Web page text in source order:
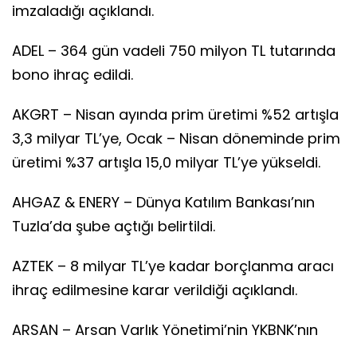
imzaladığı açıklandı.
ADEL – 364 gün vadeli 750 milyon TL tutarında
bono ihraç edildi.
AKGRT – Nisan ayında prim üretimi %52 artışla
3,3 milyar TL’ye, Ocak – Nisan döneminde prim
üretimi %37 artışla 15,0 milyar TL’ye yükseldi.
AHGAZ & ENERY – Dünya Katılım Bankası’nın
Tuzla’da şube açtığı belirtildi.
AZTEK – 8 milyar TL’ye kadar borçlanma aracı
ihraç edilmesine karar verildiği açıklandı.
ARSAN – Arsan Varlık Yönetimi’nin YKBNK’nın